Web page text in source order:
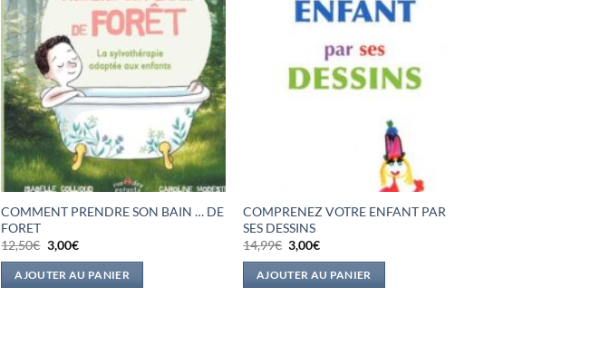
COMMENT PRENDRE SON BAIN … DE
FORET
12,50€ Le
prix
initial
était :
3,00€Le
actuel
est :
AJOUTER AU PANIER
COMPRENEZ VOTRE ENFANT PAR
SES DESSINS
14,99€ Le
prix
initial
était :
3,00€Le
actuel
est :
AJOUTER AU PANIER